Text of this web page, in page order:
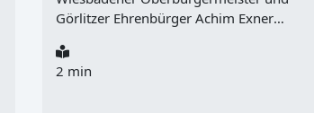
Görlitzer Ehrenbürger Achim Exner
30.07.2026, im Alter von 81 Jahren. Für
die Stadt an der Neiße bleibt er vor
2 min